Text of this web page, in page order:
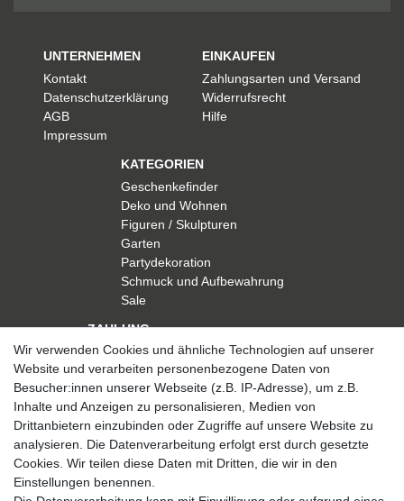
UNTERNEHMEN
Kontakt
Datenschutzerklärung
AGB
Impressum
EINKAUFEN
Zahlungsarten und Versand
Widerrufsrecht
Hilfe
KATEGORIEN
Geschenkefinder
Deko und Wohnen
Figuren / Skulpturen
Garten
Partydekoration
Schmuck und Aufbewahrung
Sale
ZAHLUNG
VERSAND
Wir verwenden Cookies und ähnliche Technologien auf unserer
Website und verarbeiten personenbezogene Daten von
Besucher:innen unserer Webseite (z.B. IP-Adresse), um z.B.
Inhalte und Anzeigen zu personalisieren, Medien von
Drittanbietern einzubinden oder Zugriffe auf unsere Website zu
analysieren. Die Datenverarbeitung erfolgt erst durch gesetzte
Cookies. Wir teilen diese Daten mit Dritten, die wir in den
Einstellungen benennen.